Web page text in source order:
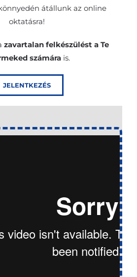
átállunk az online
oktatásra!
zavartalan felkészülést a Te
számárais.
JELENTKEZÉS